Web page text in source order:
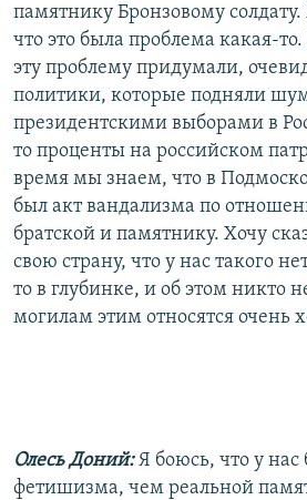
памятнику Бронзовому
что это была проблема какая-
эту проблему придумали,
политики, которые подняли
президентскими выборами в
то проценты на российском
время мы знаем, что в
был акт вандализма по
братской и памятнику. Хочу
свою страну, что у нас такого
то в глубинке, и об этом никто
могилам этим относятся очень
Олесь Доний: Я боюсь, что у нас
фетишизма, чем реальной